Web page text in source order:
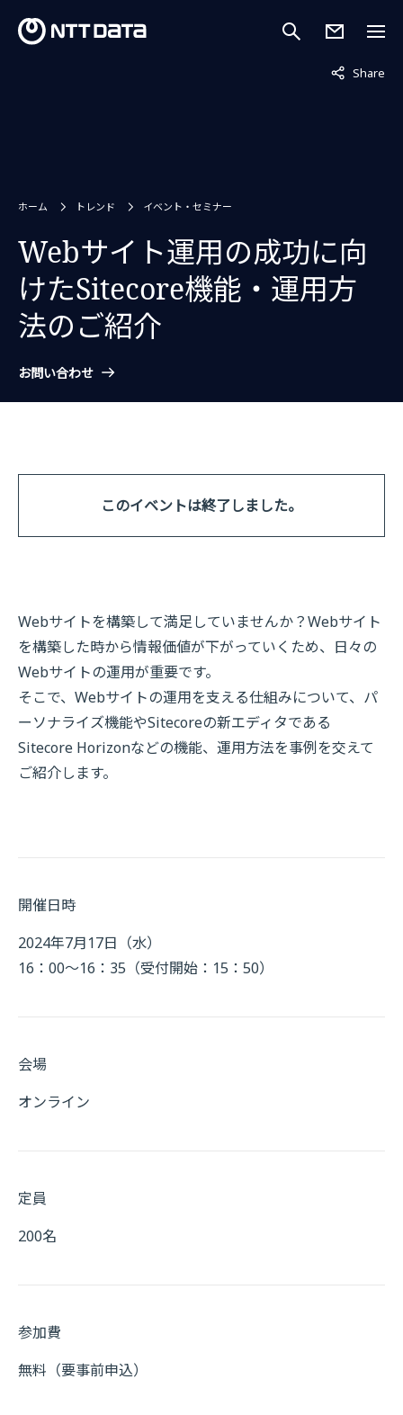
Share
非表示中
ホーム トレンド イベント・セミナー
Webサイト運用の成功に向
けたSitecore機能・運用方
法のご紹介
お問い合わせ
このイベントは終了しました。
Webサイトを構築して満足していませんか？Webサイト
を構築した時から情報価値が下がっていくため、日々の
Webサイトの運用が重要です。
そこで、Webサイトの運用を支える仕組みについて、パ
ーソナライズ機能やSitecoreの新エディタである
Sitecore Horizonなどの機能、運用方法を事例を交えて
ご紹介します。
開催日時
2024年7月17日（水）
16：00～16：35（受付開始：15：50）
会場
オンライン
定員
200名
参加費
無料（要事前申込）